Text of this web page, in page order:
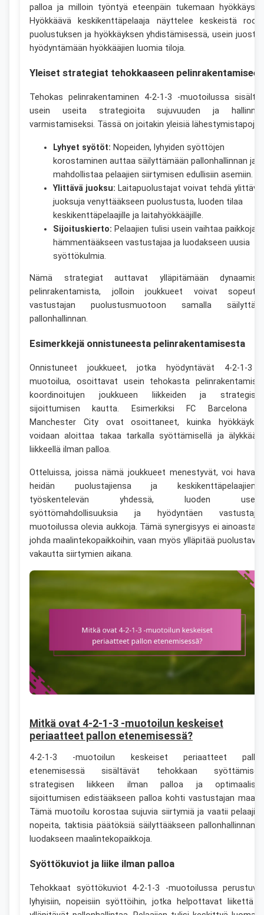
palloa ja milloin työntyä eteenpäin tukemaan
Hyökkäävä keskikenttäpelaaja näyttelee keskeistä
puolustuksen ja hyökkäyksen yhdistämisessä, usein
hyödyntämään hyökkääjien luomia tiloja.
Yleiset strategiat tehokkaaseen pelinrakentamiseen
Tehokas pelinrakentaminen 4-2-1-3 -muotoilussa
usein useita strategioita sujuvuuden ja
varmistamiseksi. Tässä on joitakin yleisiä lähestymistapoja:
Lyhyet syötöt: Nopeiden, lyhyiden syöttöjen
korostaminen auttaa säilyttämään pallonhallinnan ja
mahdollistaa pelaajien siirtymisen edullisiin asemiin.
Ylittävä juoksu: Laitapuolustajat voivat tehdä ylittäviä
juoksuja venyttääkseen puolustusta, luoden tilaa
keskikenttäpelaajille ja laitahyökkääjille.
Sijoituskierto: Pelaajien tulisi usein vaihtaa paikkoja
hämmentääkseen vastustajaa ja luodakseen uusia
syöttökulmia.
Nämä strategiat auttavat ylläpitämään
pelinrakentamista, jolloin joukkueet voivat
vastustajan puolustusmuotoon samalla
pallonhallinnan.
Esimerkkejä onnistuneesta pelinrakentamisesta
Onnistuneet joukkueet, jotka hyödyntävät 4-2-1-3
muotoilua, osoittavat usein tehokasta
koordinoitujen joukkueen liikkeiden ja
sijoittumisen kautta. Esimerkiksi FC Barcelona
Manchester City ovat osoittaneet, kuinka
voidaan aloittaa takaa tarkalla syöttämisellä ja
liikkeellä ilman palloa.
Otteluissa, joissa nämä joukkueet menestyvät, voi
heidän puolustajiensa ja
työskentelevän yhdessä, luoden
syöttömahdollisuuksia ja hyödyntäen
muotoilussa olevia aukkoja. Tämä synergisyys ei
johda maalintekopaikkoihin, vaan myös ylläpitää
vakautta siirtymien aikana.
Mitkä ovat 4-2-1-3 -muotoilun keskeiset
periaatteet pallon etenemisessä?
4-2-1-3 -muotoilun keskeiset periaatteet
etenemisessä sisältävät tehokkaan
strategisen liikkeen ilman palloa ja
sijoittumisen edistääkseen palloa kohti vastustajan
Tämä muotoilu korostaa sujuvia siirtymiä ja vaatii
nopeita, taktisia päätöksiä säilyttääkseen pallonhallinnan
luodakseen maalintekopaikkoja.
Syöttökuviot ja liike ilman palloa
Tehokkaat syöttökuviot 4-2-1-3 -muotoilussa
lyhyisiin, nopeisiin syöttöihin, jotka helpottavat liikettä